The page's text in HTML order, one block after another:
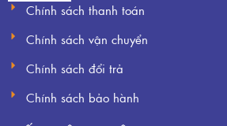
Chính sách thanh toán
Chính sách vận chuyển
Chính sách đổi trả
Chính sách bảo hành